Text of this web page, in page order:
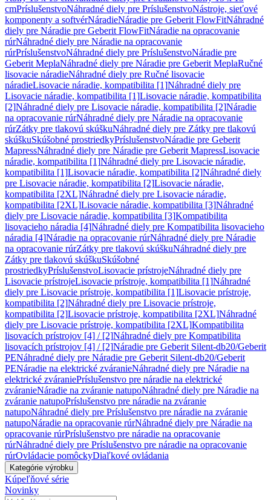
cmPríslušenstvoNáhradné diely pre PríslušenstvoNástroje, sieťové
komponenty a softvérNáradieNáradie pre Geberit FlowFitNáhradné
diely pre Náradie pre Geberit FlowFitNáradie na opracovanie
rúrNáhradné diely pre Náradie na opracovanie
rúrPríslušenstvoNáhradné diely pre PríslušenstvoNáradie pre
Geberit MeplaNáhradné diely pre Náradie pre Geberit MeplaRučné
lisovacie náradieNáhradné diely pre Ručné lisovacie
náradieLisovacie náradie, kompatibilita [1]Náhradné diely pre
Lisovacie náradie, kompatibilita [1]Lisovacie náradie, kompatibilita
[2]Náhradné diely pre Lisovacie náradie, kompatibilita [2]Náradie
na opracovanie rúrNáhradné diely pre Náradie na opracovanie
rúrZátky pre tlakovú skúškuNáhradné diely pre Zátky pre tlakovú
skúškuSkúšobné prostriedkyPríslušenstvoNáradie pre Geberit
MapressNáhradné diely pre Náradie pre Geberit MapressLisovacie
náradie, kompatibilita [1]Náhradné diely pre Lisovacie náradie,
kompatibilita [1]Lisovacie náradie, kompatibilita [2]Náhradné diely
pre Lisovacie náradie, kompatibilita [2]Lisovacie náradie,
kompatibilita [2XL]Náhradné diely pre Lisovacie náradie,
kompatibilita [2XL]Lisovacie náradie, kompatibilita [3]Náhradné
diely pre Lisovacie náradie, kompatibilita [3]Kompatibilita
lisovacieho náradia [4]Náhradné diely pre Kompatibilita lisovacieho
náradia [4]Náradie na opracovanie rúrNáhradné diely pre Náradie
na opracovanie rúrZátky pre tlakovú skúškuNáhradné diely pre
Zátky pre tlakovú skúškuSkúšobné
prostriedkyPríslušenstvoLisovacie prístrojeNáhradné diely pre
Lisovacie prístrojeLisovacie prístroje, kompatibilita [1]Náhradné
diely pre Lisovacie prístroje, kompatibilita [1]Lisovacie prístroje,
kompatibilita [2]Náhradné diely pre Lisovacie prístroje,
kompatibilita [2]Lisovacie prístroje, kompatibilita [2XL]Náhradné
diely pre Lisovacie prístroje, kompatibilita [2XL]Kompatibilita
lisovacích prístrojov [4] / [2]Náhradné diely pre Kompatibilita
lisovacích prístrojov [4] / [2]Náradie pre Geberit Silent-db20/Geberit
PENáhradné diely pre Náradie pre Geberit Silent-db20/Geberit
PENáradie na elektrické zváranieNáhradné diely pre Náradie na
elektrické zváraniePríslušenstvo pre náradie na elektrické
zváranieNáradie na zváranie natupoNáhradné diely pre Náradie na
zváranie natupoPríslušenstvo pre náradie na zváranie
natupoNáhradné diely pre Príslušenstvo pre náradie na zváranie
natupoNáradie na opracovanie rúrNáhradné diely pre Náradie na
opracovanie rúrPríslušenstvo pre náradie na opracovanie
rúrNáhradné diely pre Príslušenstvo pre náradie na opracovanie
rúrOvládacie pomôckyDiaľkové ovládania
Kategórie výrobku
Kúpeľňové série
Novinky